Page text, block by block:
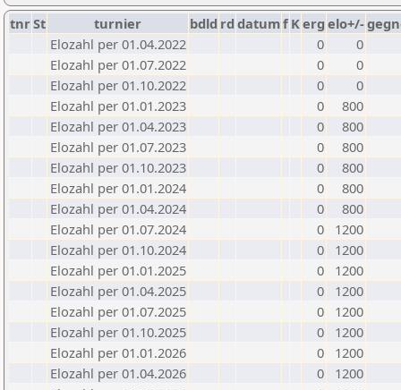
tnrSt turnier bdld rd datumf Kerg elo+/-
Elozahl per 01.04.2022
0
0
Elozahl per 01.07.2022
0
0
Elozahl per 01.10.2022
0
0
Elozahl per 01.01.2023
0
800
Elozahl per 01.04.2023
0
800
Elozahl per 01.07.2023
0
800
Elozahl per 01.10.2023
0
800
Elozahl per 01.01.2024
0
800
Elozahl per 01.04.2024
0
800
Elozahl per 01.07.2024
0
1200
Elozahl per 01.10.2024
0
1200
Elozahl per 01.01.2025
0
1200
Elozahl per 01.04.2025
0
1200
Elozahl per 01.07.2025
0
1200
Elozahl per 01.10.2025
0
1200
Elozahl per 01.01.2026
0
1200
Elozahl per 01.04.2026
0
1200